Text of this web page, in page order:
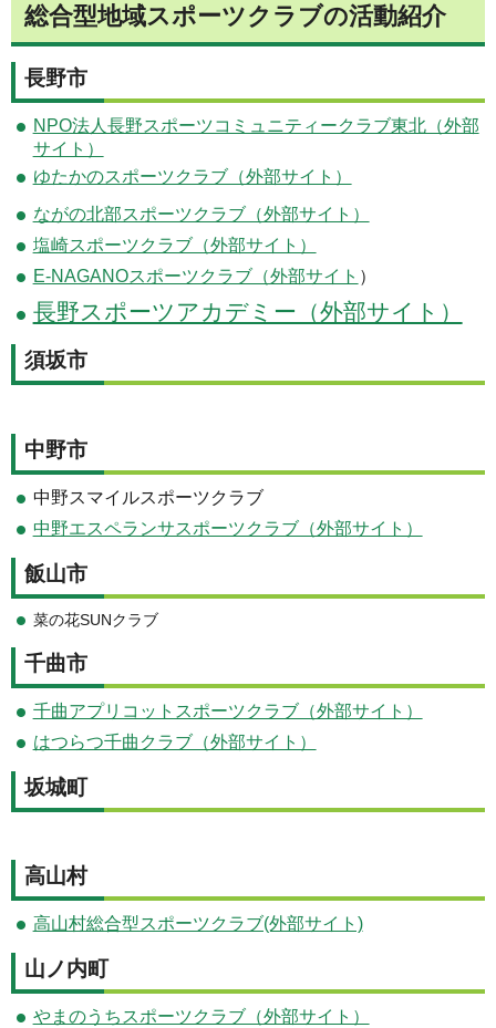
総合型地域スポーツクラブの活動紹介
長野市
NPO法人長野スポーツコミュニティークラブ東北（外部
サイト）
ゆたかのスポーツクラブ（外部サイト）
ながの北部スポーツクラブ（外部サイト）
塩崎スポーツクラブ（外部サイト）
E-NAGANOスポーツクラブ（外部サイト ）
長野スポーツアカデミー（外部サイト）
須坂市
中野市
中野スマイルスポーツクラブ
中野エスペランサスポーツクラブ（外部サイト）
飯山市
菜の花SUNクラブ
千曲市
千曲アプリコットスポーツクラブ（外部サイト）
はつらつ千曲クラブ（外部サイト）
坂城町
高山村
高山村総合型スポーツクラブ(外部サイト)
山ノ内町
やまのうちスポーツクラブ（外部サイト）